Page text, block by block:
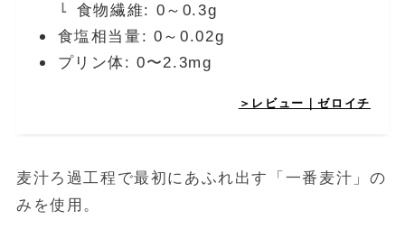
食物繊維: 0～0.3g
食塩相当量: 0～0.02g
プリン体: 0〜2.3mg
＞レビュー｜ゼロイチ
麦汁ろ過工程で最初にあふれ出す「一番麦汁」の
みを使用。